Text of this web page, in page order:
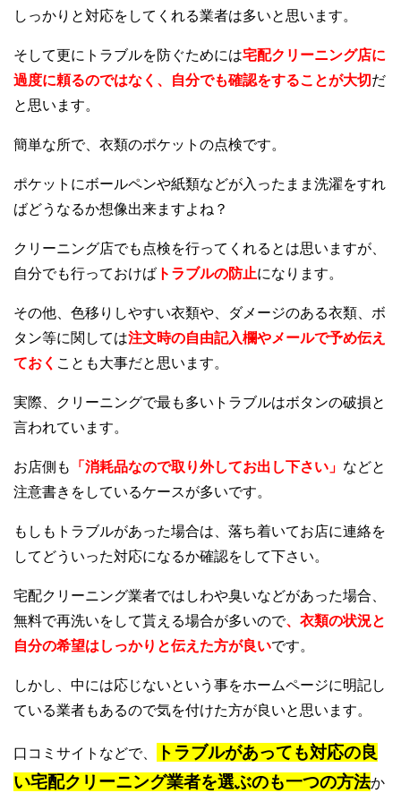
しっかりと対応をしてくれる業者は多いと思います。
そして更にトラブルを防ぐためには宅配クリーニング店に
過度に頼るのではなく、自分でも確認をすることが大切 だ
と思います。
簡単な所で、衣類のポケットの点検です。
ポケットにボールペンや紙類などが入ったまま洗濯をすれ
ばどうなるか想像出来ますよね？
クリーニング店でも点検を行ってくれるとは思いますが、
自分でも行っておけば トラブルの防止になります。
その他、色移りしやすい衣類や、ダメージのある衣類、ボ
タン等に関しては注文時の自由記入欄やメールで予め伝え
ておく ことも大事だと思います。
実際、クリーニングで最も多いトラブルはボタンの破損と
言われています。
お店側も 「消耗品なので取り外してお出し下さい」 などと
注意書きをしているケースが多いです。
もしもトラブルがあった場合は、落ち着いてお店に連絡を
してどういった対応になるか確認をして下さい。
宅配クリーニング業者ではしわや臭いなどがあった場合、
無料で再洗いをして貰える場合が多いので、衣類の状況と
自分の希望はしっかりと伝えた方が良いです。
しかし、中には応じないという事をホームページに明記し
ている業者もあるので気を付けた方が良いと思います。
口コミサイトなどで、
トラブルがあっても対応の良
い宅配クリーニング業者を選ぶのも一つの方法か